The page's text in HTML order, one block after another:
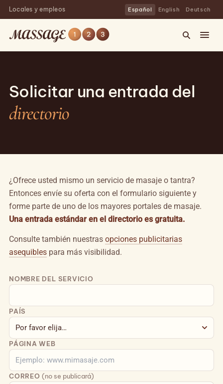
Locales y empleos Español English Deutsch
Solicitar una entrada del
directorio
¿Ofrece usted mismo un servicio de masaje o tantra?
Entonces envíe su oferta con el formulario siguiente y
forme parte de uno de los mayores portales de masaje.
Una entrada estándar en el directorio es gratuita.
Consulte también nuestras opciones publicitarias
asequibles para más visibilidad.
NOMBRE DEL SERVICIO
PAÍS
PÁGINA WEB
CORREO(no se publicará)